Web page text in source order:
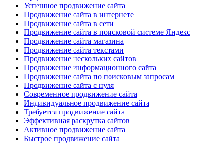
Успешное продвижение сайта
Продвижение сайта в интернете
Продвижение сайта в сети
Продвижение сайта в поисковой системе Яндекс
Продвижение сайта магазина
Продвижение сайта текстами
Продвижение нескольких сайтов
Продвижение информационного сайта
Продвижение сайта по поисковым запросам
Продвижение сайта с нуля
Современное продвижение сайта
Индивидуальное продвижение сайта
Требуется продвижение сайта
Эффективная раскрутка сайтов
Активное продвижение сайта
Быстрое продвижение сайта